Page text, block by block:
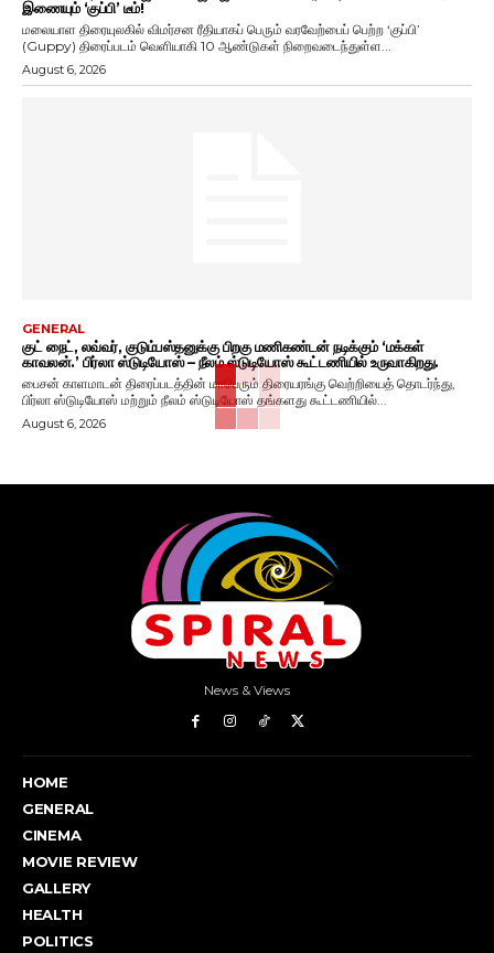
இணையும் ‘குப்பி’ டீம்!
மலையாள திரையுலகில் விமர்சன ரீதியாகப் பெரும் வரவேற்பைப் பெற்ற ‘குப்பி’
(Guppy) திரைப்படம் வெளியாகி 10 ஆண்டுகள் நிறைவடைந்துள்ள...
August 6, 2026
GENERAL
குட் நைட், லவ்வர், குடும்பஸ்தனுக்கு பிறகு மணிகண்டன் நடிக்கும் ‘மக்கள்
காவலன்.’ பிர்லா ஸ்டுடியோஸ் – நீலம் ஸ்டுடியோஸ் கூட்டணியில் உருவாகிறது.
பைசன் காளமாடன் திரைப்படத்தின் மாபெரும் திரையரங்கு வெற்றியைத் தொடர்ந்து,
பிர்லா ஸ்டுடியோஸ் மற்றும் நீலம் ஸ்டுடியோஸ் தங்களது கூட்டணியில்...
August 6, 2026
News & Views
HOME
GENERAL
CINEMA
MOVIE REVIEW
GALLERY
HEALTH
POLITICS